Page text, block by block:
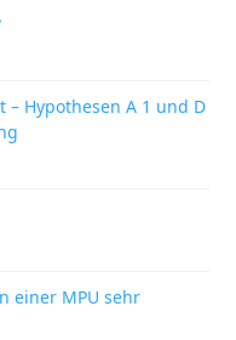
Hypothesen A 1 und D
einer MPU sehr